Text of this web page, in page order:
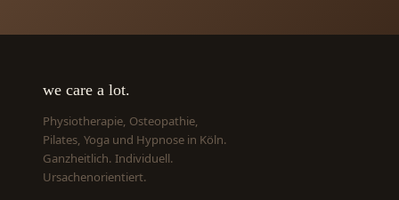
we care a lot.
Physiotherapie, Osteopathie,
Pilates, Yoga und Hypnose in Köln.
Ganzheitlich. Individuell.
Ursachenorientiert.